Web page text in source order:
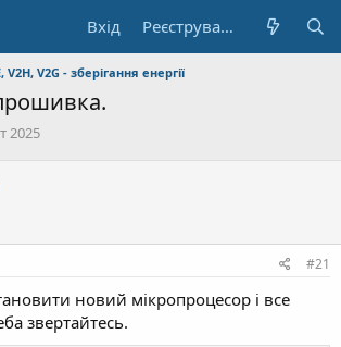
Вхід Реєстрування
V2G - зберігання енергії
2025
#21
новий мікропроцесор і все
звертайтесь.